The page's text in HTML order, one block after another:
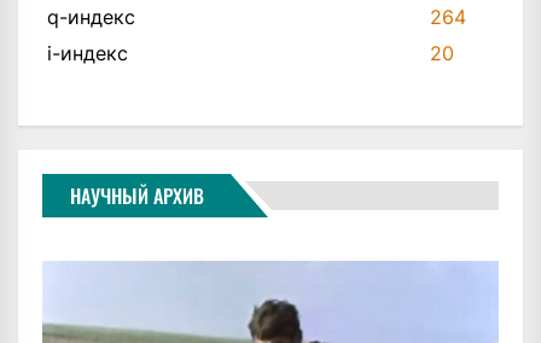
q-индекс
264
i-индекс
20
НАУЧНЫЙ АРХИВ